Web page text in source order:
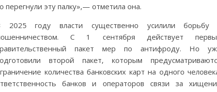
перегнули эту палку»,— отметила она.
2025 году власти существенно усилили борьбу
С 1 сентября действует
пакет мер по антифроду. Но
второй пакет, которым
количества банковских карт на одного
банков и операторов связи за